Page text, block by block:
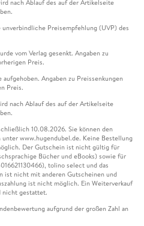
nach Ablauf des auf der Artikelseite
Preisempfehlung (UVP) des
vom Verlag gesenkt. Angaben zu
Preis.
Angaben zu Preissenkungen
Preis.
nach Ablauf des auf der Artikelseite
10.08.2026. Sie können den
www.hugendubel.de. Keine Bestellung
Der Gutschein ist nicht gültig für
Bücher und eBooks) sowie für
tolino select und das
ist nicht mit anderen Gutscheinen und
ist nicht möglich. Ein Weiterverkauf
nicht gestattet.
aufgrund der großen Zahl an